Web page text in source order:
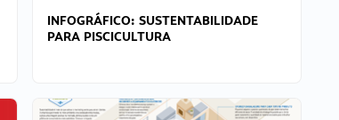
INFOGRÁFICO: SUSTENTABILIDADE
PARA PISCICULTURA